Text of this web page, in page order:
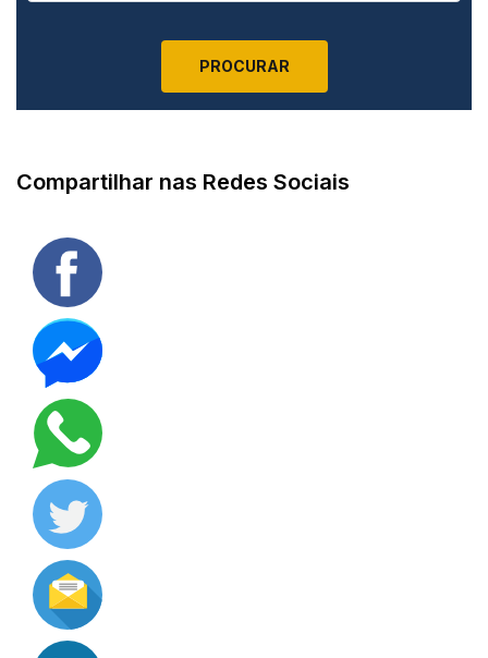
Compartilhar nas Redes Sociais